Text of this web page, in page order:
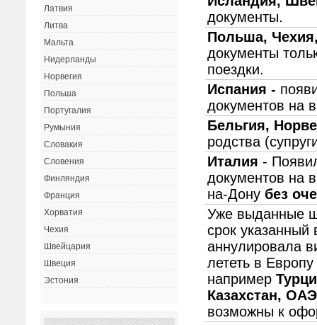
Латвия
Литва
Мальта
Нидерланды
Норвегия
Польша
Португалия
Румыния
Словакия
Словения
Финляндия
Франция
Хорватия
Чехия
Швейцария
Швеция
Эстония